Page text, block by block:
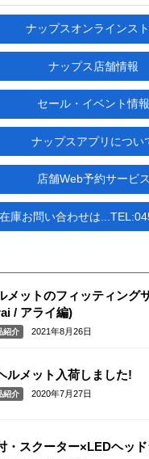
ナップスオンラインス
ナップス店舗情報
セール・イベント情報
ナップスアプリについ
店舗Web予約サービス
庫お問い合わせは
メットのフィッティング
/ アライ編)
紹介 2021年8月26日
ルメット入荷しました!
紹介 2020年7月27日
・スクーター×LEDヘッド